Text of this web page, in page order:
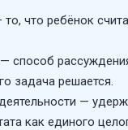
что ребёнок
способ
задача решается.
—
как единого